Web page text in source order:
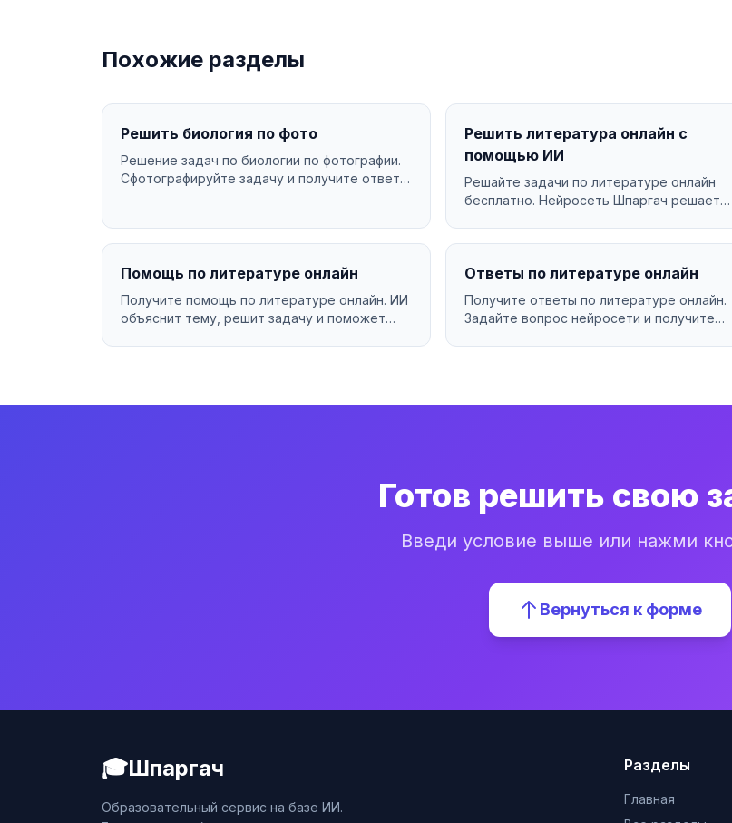
Похожие разделы
Решить биология по фото
Решение задач по биологии по фотографии.
Сфотографируйте задачу и получите ответ
Решить литература онлайн с
помощью ИИ
Решайте задачи по литературе онлайн
бесплатно. Нейросеть Шпаргач решает
Помощь по литературе онлайн
Получите помощь по литературе онлайн. ИИ
объяснит тему, решит задачу и поможет
Ответы по литературе онлайн
Получите ответы по литературе онлайн.
Задайте вопрос нейросети и получите
Готов решить свою
Введи условие выше или нажми
Вернуться к форме
🎓Шпаргач
Образовательный сервис на базе ИИ.
Разделы
Главная